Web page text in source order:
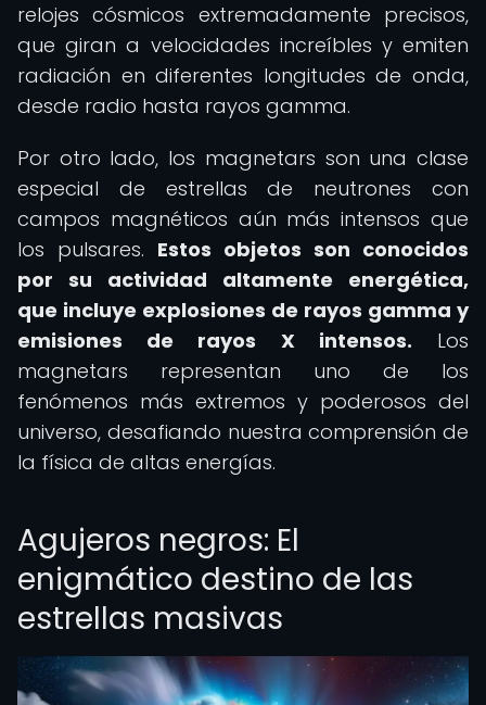
relojes cósmicos extremadamente precisos,
que giran a velocidades increíbles y emiten
radiación en diferentes longitudes de onda,
desde radio hasta rayos gamma.
Por otro lado, los magnetars son una clase
especial de estrellas de neutrones con
campos magnéticos aún más intensos que
los pulsares. Estos objetos son conocidos
por su actividad altamente energética,
que incluye explosiones de rayos gamma y
emisiones de rayos X intensos. Los
magnetars representan uno de los
fenómenos más extremos y poderosos del
universo, desafiando nuestra comprensión de
la física de altas energías.
Agujeros negros: El
enigmático destino de las
estrellas masivas